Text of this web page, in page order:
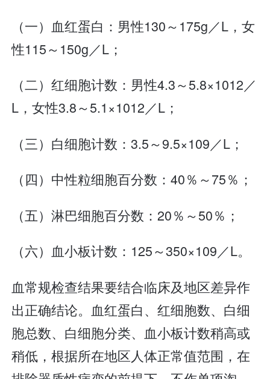
（一）血红蛋白：男性130～175g／L，女
性115～150g／L；
（二）红细胞计数：男性4.3～5.8×1012／
L，女性3.8～5.1×1012／L；
（三）白细胞计数：3.5～9.5×109／L；
（四）中性粒细胞百分数：40％～75％；
（五）淋巴细胞百分数：20％～50％；
（六）血小板计数：125～350×109／L。
血常规检查结果要结合临床及地区差异作
出正确结论。血红蛋白、红细胞数、白细
胞总数、白细胞分类、血小板计数稍高或
稍低，根据所在地区人体正常值范围，在